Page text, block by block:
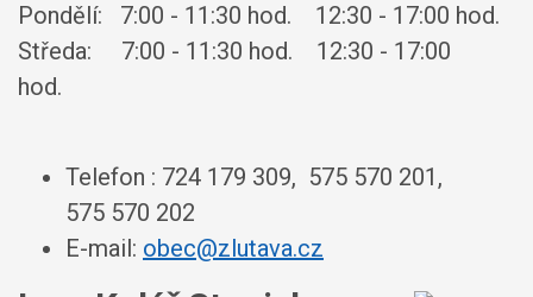
Pondělí: 7:00 - 11:30 hod. 12:30 - 17:00 hod.
Středa: 7:00 - 11:30 hod. 12:30 - 17:00
hod.
Telefon : 724 179 309, 575 570 201,
575 570 202
E-mail: obec@zlutava.cz